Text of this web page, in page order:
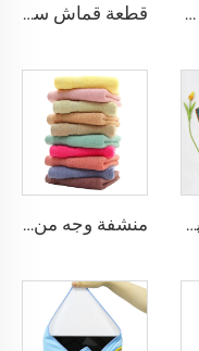
منشفة شاطئ ناعمة كبيرة من القطن الخالص 100% مخصصة مطبوعة بصورة شخصية قطعة قماش سحرية لاصقة مخصصة بطباعة شعار للحماية من الخدوش ومناسبة للسفر
منشفة يد قطنية بطباعة رقمية رجعية منشفة وجه من الخيزران حسب الطلب مع شعار